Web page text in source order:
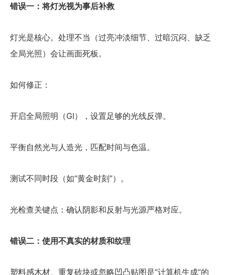
错误一：将灯光视为事后补救
灯光是核心。处理不当（过亮冲淡细节、过暗沉闷、缺乏
全局光照）会让画面死板。
如何修正：
开启全局照明（GI），设置足够的光线反弹。
平衡自然光与人造光，匹配时间与色温。
测试不同时段（如“黄金时刻”）。
光检查关键点：确认阴影和反射与光源严格对应。
错误二：使用不真实的材质和纹理
塑料感木材、重复砖块或忽略凹凸贴图是“计算机生成”的